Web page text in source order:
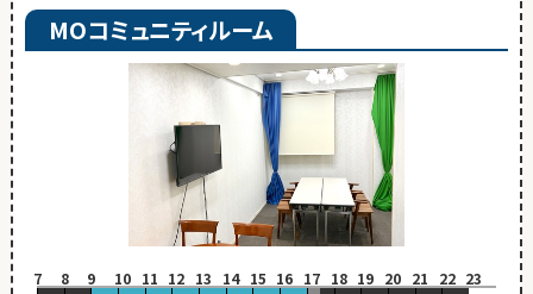
MOコミュニティルーム
7 8 9 10 11 12 13 14 15 16 17 18 19 20 21 22 23